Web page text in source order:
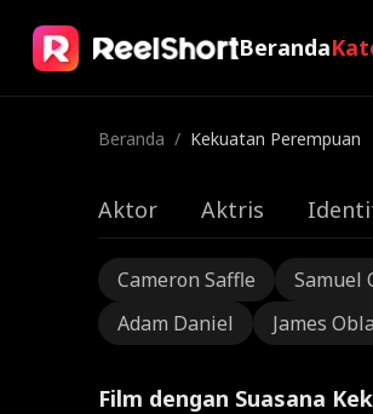
Beranda
Beranda / Kekuatan Perempuan
Aktor Aktris
Cameron Saffle Samuel
Adam Daniel
James
Film dengan Suasana